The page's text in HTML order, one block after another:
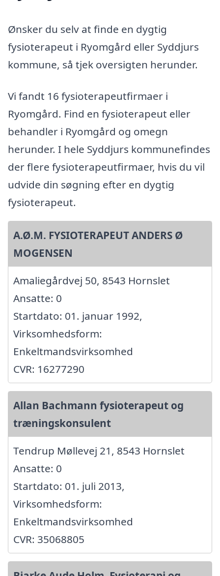
Ønsker du selv at finde en dygtig
fysioterapeut i Ryomgård eller Syddjurs
kommune, så tjek oversigten herunder.
Vi fandt 16 fysioterapeutfirmaer i
Ryomgård. Find en fysioterapeut eller
behandler i Ryomgård og omegn
herunder. I hele Syddjurs kommunefindes
der flere fysioterapeutfirmaer, hvis du vil
udvide din søgning efter en dygtig
fysioterapeut.
A.Ø.M. FYSIOTERAPEUT ANDERS Ø
MOGENSEN
Amaliegårdvej 50, 8543 Hornslet
Ansatte: 0
Startdato: 01. januar 1992,
Virksomhedsform:
Enkeltmandsvirksomhed
CVR: 16277290
Allan Bachmann fysioterapeut og
træningskonsulent
Tendrup Møllevej 21, 8543 Hornslet
Ansatte: 0
Startdato: 01. juli 2013,
Virksomhedsform:
Enkeltmandsvirksomhed
CVR: 35068805